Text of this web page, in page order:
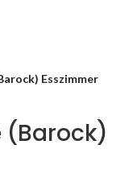
Esszimmer
(Barock)